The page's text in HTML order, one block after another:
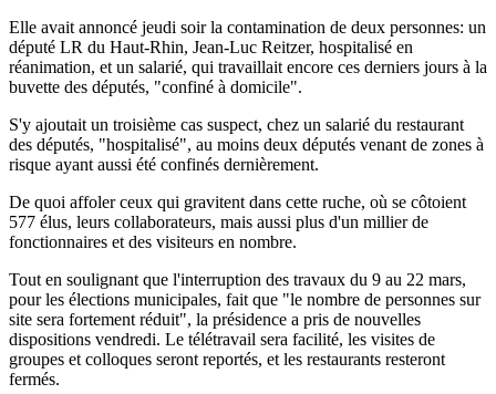
Elle avait annoncé jeudi soir la contamination de deux personnes: un
député LR du Haut-Rhin, Jean-Luc Reitzer, hospitalisé en
réanimation, et un salarié, qui travaillait encore ces derniers jours à la
buvette des députés, "confiné à domicile".
S'y ajoutait un troisième cas suspect, chez un salarié du restaurant
des députés, "hospitalisé", au moins deux députés venant de zones à
risque ayant aussi été confinés dernièrement.
De quoi affoler ceux qui gravitent dans cette ruche, où se côtoient
577 élus, leurs collaborateurs, mais aussi plus d'un millier de
fonctionnaires et des visiteurs en nombre.
Tout en soulignant que l'interruption des travaux du 9 au 22 mars,
pour les élections municipales, fait que "le nombre de personnes sur
site sera fortement réduit", la présidence a pris de nouvelles
dispositions vendredi. Le télétravail sera facilité, les visites de
groupes et colloques seront reportés, et les restaurants resteront
fermés.